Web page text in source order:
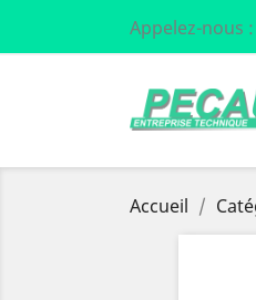
Appelez-nous :
Accueil